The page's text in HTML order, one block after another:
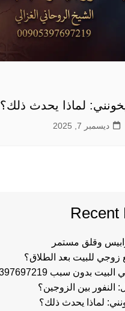
لماذا يحدث ذلك؟
ديسمبر 7, 2025
Recent
وقلق مستمر
للبيت بعد الطلاق؟
بدون سبب 00905397697219
النفور بين الزوجين؟
لماذا يحدث ذلك؟